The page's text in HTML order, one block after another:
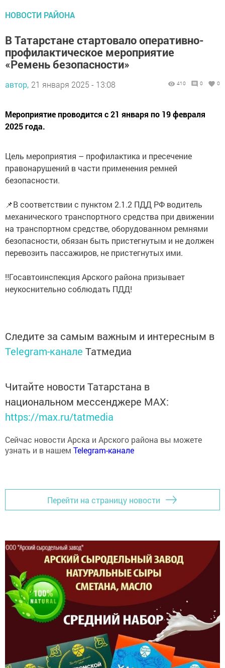
НОВОСТИ РАЙОНА
В Татарстане стартовало оперативно-
профилактическое мероприятие
«Ремень безопасности»
автор, 21 января 2025 - 13:08 410 0 0
Мероприятие проводится с 21 января по 19 февраля
2025 года.
Цель мероприятия – профилактика и пресечение
правонарушений в части применения ремней
безопасности.
📌В соответствии с пунктом 2.1.2 ПДД РФ водитель
механического транспортного средства при движении
на транспортном средстве, оборудованном ремнями
безопасности, обязан быть пристегнутым и не должен
перевозить пассажиров, не пристегнутых ими.
‼Госавтоинспекция Арского района призывает
неукоснительно соблюдать ПДД!
Следите за самым важным и интересным в
Telegram-канале Татмедиа
Читайте новости Татарстана в
национальном мессенджере MАХ:
https://max.ru/tatmedia
Сейчас новости Арска и Арского района вы можете
узнать и в нашем Telegram-канале
Перейти на страницу новости